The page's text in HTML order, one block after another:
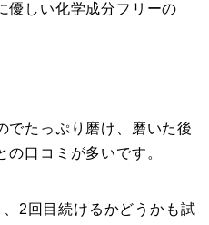
優しい化学成分フリーの
でたっぷり磨け、磨いた後
の口コミが多いです。
、2回目続けるかどうかも試